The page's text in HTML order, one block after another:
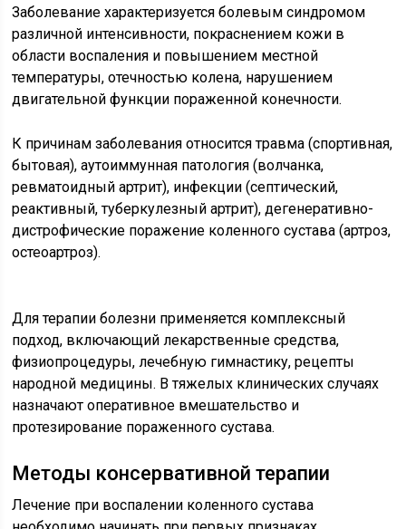
Заболевание характеризуется болевым синдромом
различной интенсивности, покраснением кожи в
области воспаления и повышением местной
температуры, отечностью колена, нарушением
двигательной функции пораженной конечности.
К причинам заболевания относится травма (спортивная,
бытовая), аутоиммунная патология (волчанка,
ревматоидный артрит), инфекции (септический,
реактивный, туберкулезный артрит), дегенеративно-
дистрофические поражение коленного сустава (артроз,
остеоартроз).
Для терапии болезни применяется комплексный
подход, включающий лекарственные средства,
физиопроцедуры, лечебную гимнастику, рецепты
народной медицины. В тяжелых клинических случаях
назначают оперативное вмешательство и
протезирование пораженного сустава.
Методы консервативной терапии
Лечение при воспалении коленного сустава